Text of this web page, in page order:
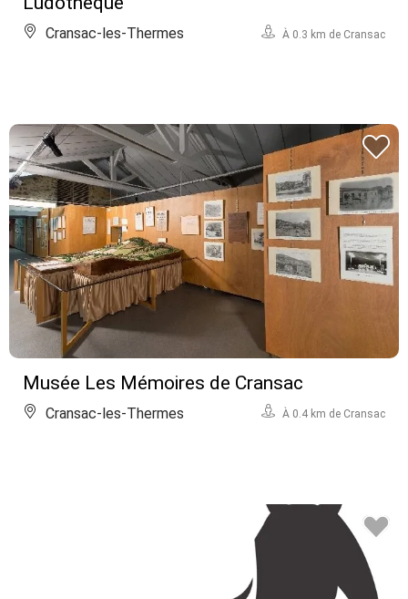
Cransac-les-Thermes À 0.3 km de Cransac
Musée Les Mémoires de Cransac
Cransac-les-Thermes À 0.4 km de Cransac